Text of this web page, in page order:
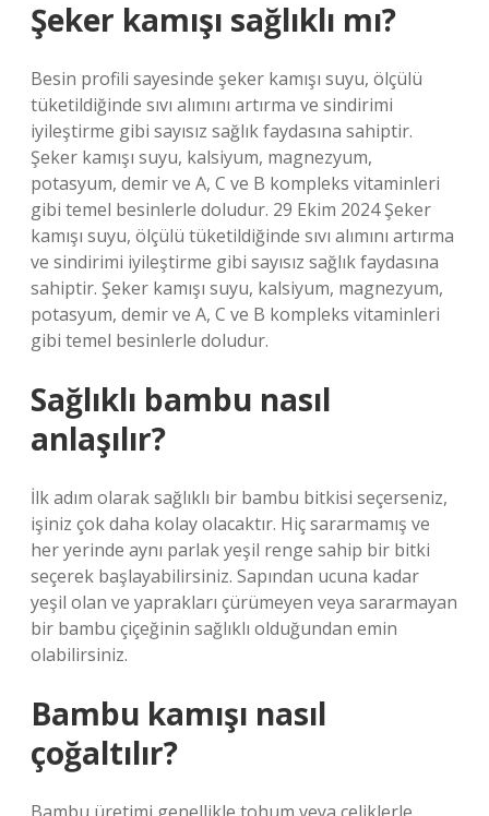
Şeker kamışı sağlıklı mı?
Besin profili sayesinde şeker kamışı suyu, ölçülü
tüketildiğinde sıvı alımını artırma ve sindirimi
iyileştirme gibi sayısız sağlık faydasına sahiptir.
Şeker kamışı suyu, kalsiyum, magnezyum,
potasyum, demir ve A, C ve B kompleks vitaminleri
gibi temel besinlerle doludur. 29 Ekim 2024 Şeker
kamışı suyu, ölçülü tüketildiğinde sıvı alımını artırma
ve sindirimi iyileştirme gibi sayısız sağlık faydasına
sahiptir. Şeker kamışı suyu, kalsiyum, magnezyum,
potasyum, demir ve A, C ve B kompleks vitaminleri
gibi temel besinlerle doludur.
Sağlıklı bambu nasıl
anlaşılır?
İlk adım olarak sağlıklı bir bambu bitkisi seçerseniz,
işiniz çok daha kolay olacaktır. Hiç sararmamış ve
her yerinde aynı parlak yeşil renge sahip bir bitki
seçerek başlayabilirsiniz. Sapından ucuna kadar
yeşil olan ve yaprakları çürümeyen veya sararmayan
bir bambu çiçeğinin sağlıklı olduğundan emin
olabilirsiniz.
Bambu kamışı nasıl
çoğaltılır?